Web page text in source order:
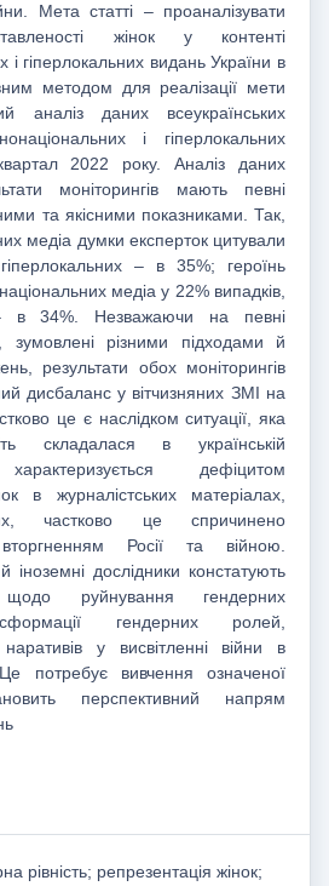
Мета статті – проаналізувати
жінок у контенті
і гіперлокальних видань України в
методом для реалізації мети
аналіз даних всеукраїнських
і гіперлокальних
2022 року. Аналіз даних
моніторингів мають певні
та якісними показниками. Так,
медіа думки експерток цитували
– в 35%; героїнь
медіа у 22% випадків,
в 34%. Незважаючи на певні
зумовлені різними підходами й
результати обох моніторингів
дисбаланс у вітчизняних ЗМІ на
це є наслідком ситуації, яка
складалася в українській
дефіцитом
в журналістських матеріалах,
частково це спричинено
Росії та війною.
іноземні дослідники констатують
руйнування гендерних
гендерних ролей,
у висвітленні війни в
потребує вивчення означеної
перспективний напрям
рівність; репрезентація жінок;